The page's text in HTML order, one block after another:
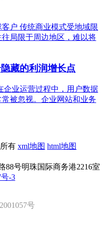
户 传统商业模式受地域限
局限于周边地区，难以将
藏的利润增长点
企业运营过程中，用户数据
被忽视。企业网站和业务
有 xml地图 html地图
88号明珠国际商务港2216室
-3
号